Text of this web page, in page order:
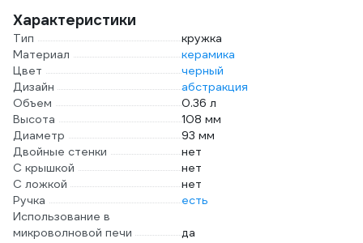
Характеристики
Тип
кружка
Материал
керамика
Цвет
черный
Дизайн
абстракция
Объем
0.36 л
Высота
108 мм
Диаметр
93 мм
Двойные стенки
нет
С крышкой
нет
С ложкой
нет
Ручка
есть
Использование в
микроволновой печи
да